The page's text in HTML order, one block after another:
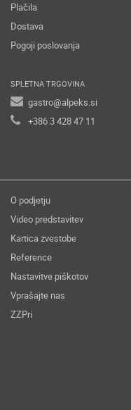
Plačila
Dostava
Pogoji poslovanja
SPLETNA TRGOVINA
gastro@alpeks.si
+386 3 428 47 11
O podjetju
Video predstavitev
Kartica zvestobe
Reference
Nastavitve piškotov
Vprašajte nas
ZZPri